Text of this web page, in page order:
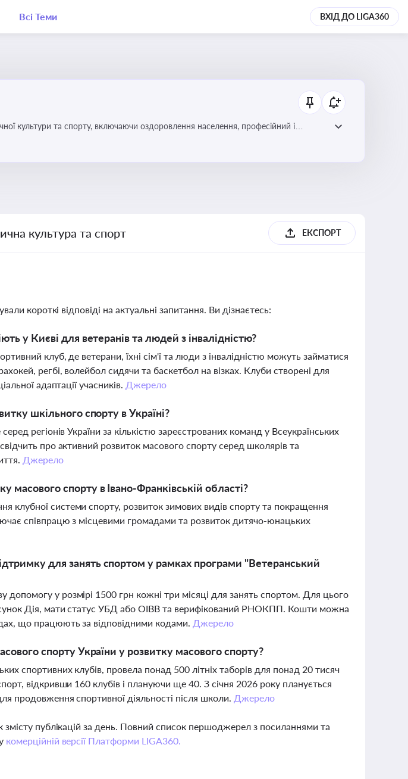
Всі Теми ВХІД ДО LIGA360
культури та спорту, включаючи оздоровлення населення, професійний і
культура та спорт ЕКСПОРТ
короткі відповіді на актуальні запитання. Ви дізнаєтесь:
у Києві для ветеранів та людей з інвалідністю?
клуб, де ветерани, їхні сім'ї та люди з інвалідністю можуть займатися
регбі, волейбол сидячи та баскетбол на візках. Клуби створені для
адаптації учасників. Джерело
шкільного спорту в Україні?
регіонів України за кількістю зареєстрованих команд у Всеукраїнських
про активний розвиток масового спорту серед школярів та
Джерело
масового спорту в Івано-Франківській області?
клубної системи спорту, розвиток зимових видів спорту та покращення
співпрацю з місцевими громадами та розвиток дитячо-юнацьких
для занять спортом у рамках програми "Ветеранський
у розмірі 1500 грн кожні три місяці для занять спортом. Для цього
Дія, мати статус УБД або ОІВВ та верифікований РНОКПП. Кошти можна
що працюють за відповідними кодами. Джерело
спорту України у розвитку масового спорту?
спортивних клубів, провела понад 500 літніх таборів для понад 20 тисяч
відкривши 160 клубів і плануючи ще 40. З січня 2026 року планується
продовження спортивної діяльності після школи. Джерело
публікацій за день. Повний список першоджерел з посиланнями та
комерційній версії Платформи LIGA360.